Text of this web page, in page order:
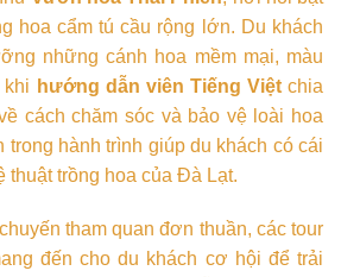
hoa cẩm tú cầu rộng lớn. Du khách
những cánh hoa mềm mại, màu
hướng dẫn viên Tiếng Việtchia
cách chăm sóc và bảo vệ loài hoa
trong hành trình giúp du khách có cái
thuật trồng hoa của Đà Lạt.
tham quan đơn thuần, các tour
đến cho du khách cơ hội để trải